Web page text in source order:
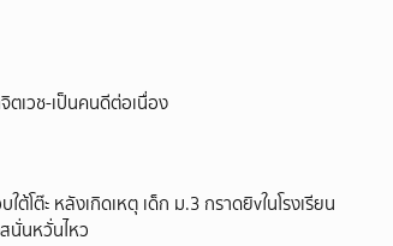
เวช-เป็นคนดีต่อเนื่อง
โต๊ะ หลังเกิดเหตุ เด็ก ม.3 กราดยิvในโรงเรียน
นั่นหวั่นไหว